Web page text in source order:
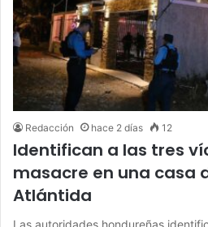
Redacción hace 2 días 12
Identifican a las tres
masacre en una casa
Atlántida
Las autoridades hondureñas